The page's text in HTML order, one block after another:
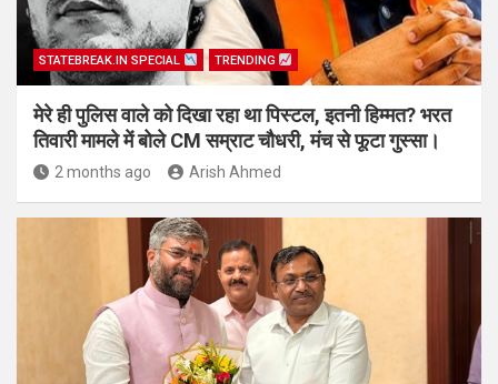
STATEBREAK.IN SPECIAL TRENDING
मेरे ही पुलिस वाले को दिखा रहा था पिस्टल, इतनी हिम्मत? भरत
तिवारी मामले में बोले CM सम्राट चौधरी, मंच से फूटा गुस्सा।
2 months ago Arish Ahmed